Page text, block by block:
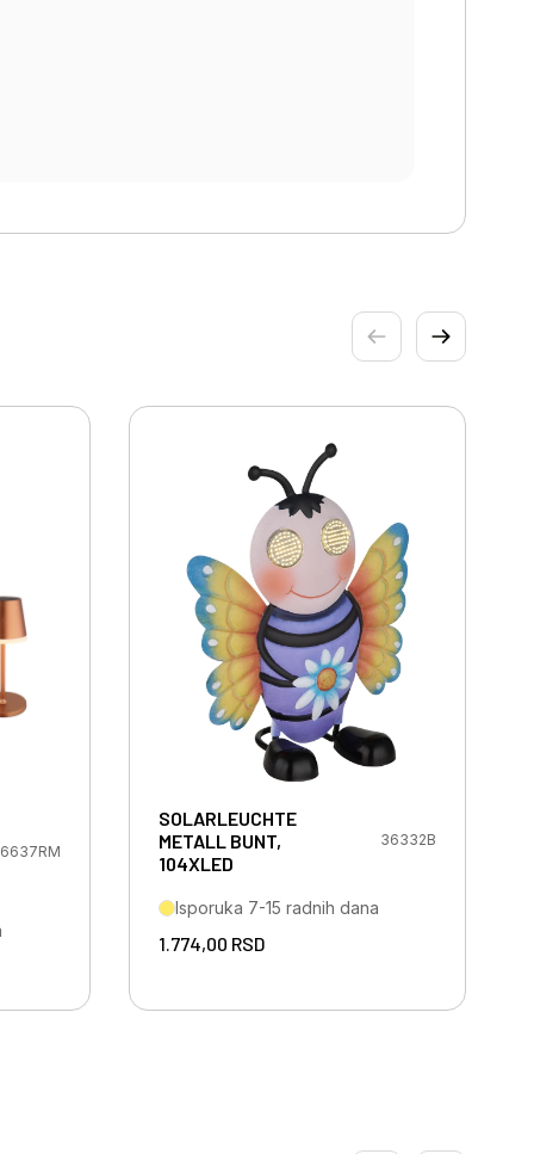
SOLARLEUCHTE
METALL BUNT,
104XLED
36332B
Isporuka 7-15 radnih dana
1.774,00 RSD